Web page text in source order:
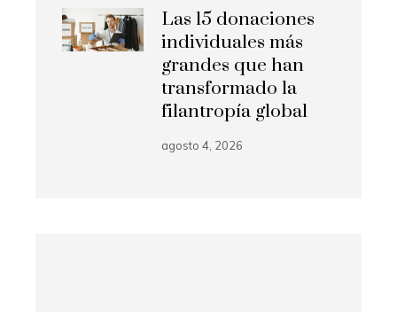
Las 15 donaciones
individuales más
grandes que han
transformado la
filantropía global
agosto 4, 2026